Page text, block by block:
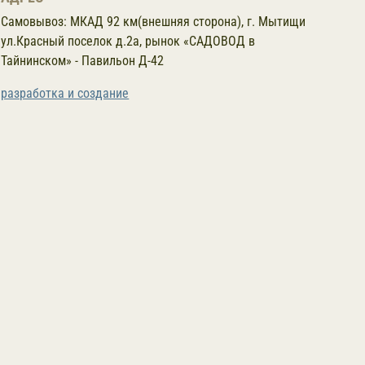
Самовывоз: МКАД 92 км(внешняя сторона), г. Мытищи
ул.Красный поселок д.2а, рынок «САДОВОД в
Тайнинском» - Павильон Д-42
разработка и создание